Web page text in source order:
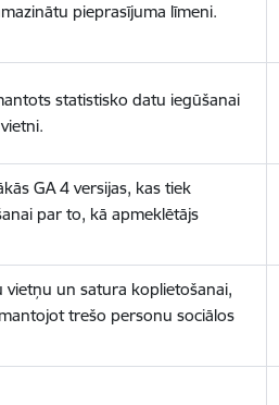
pieprasījuma līmeni.
statistisko datu iegūšanai
GA 4 versijas, kas tiek
par to, kā apmeklētājs
vietņu un satura koplietošanai,
trešo personu sociālos